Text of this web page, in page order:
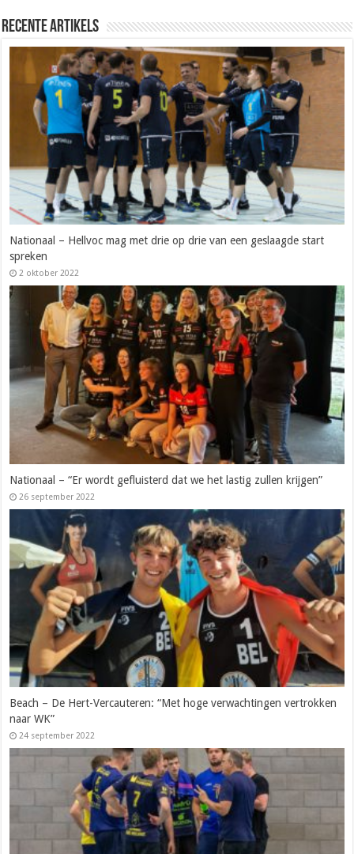
Recente artikels
Nationaal – Hellvoc mag met drie op drie van een geslaagde start
spreken
2 oktober 2022
Nationaal – “Er wordt gefluisterd dat we het lastig zullen krijgen”
26 september 2022
Beach – De Hert-Vercauteren: “Met hoge verwachtingen vertrokken
naar WK”
24 september 2022